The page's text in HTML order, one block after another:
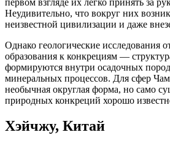
Неудивительно, что вокруг них
неизвестной цивилизации и даже
Однако геологические исследования
образования к конкрециям —
формируются внутри осадочных пород
минеральных процессов. Для сфер
необычная округлая форма, но само
природных конкреций хорошо
Хэйчжу, Китай